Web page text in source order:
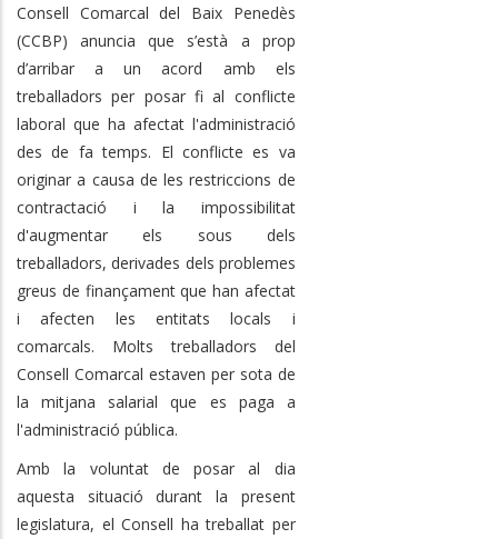
Consell Comarcal del Baix Penedès
(CCBP) anuncia que s’està a prop
d’arribar a un acord amb els
treballadors per posar fi al conflicte
laboral que ha afectat l'administració
des de fa temps. El conflicte es va
originar a causa de les restriccions de
contractació i la impossibilitat
d'augmentar els sous dels
treballadors, derivades dels problemes
greus de finançament que han afectat
i afecten les entitats locals i
comarcals. Molts treballadors del
Consell Comarcal estaven per sota de
la mitjana salarial que es paga a
l'administració pública.
Amb la voluntat de posar al dia
aquesta situació durant la present
legislatura, el Consell ha treballat per